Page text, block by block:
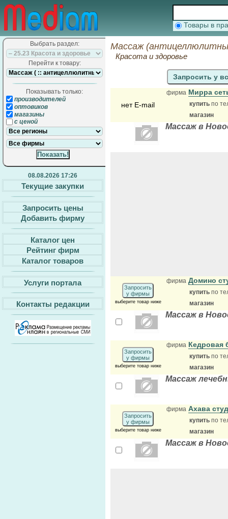
Товары в
Выбрать раздел:
Перейти к товару:
Показывать только:
производителей
оптовиков
магазины
с ценой
08.08.2026 17:26
Текущие закупки
Запросить цены
Добавить фирму
Каталог цен
Рейтинг фирм
Каталог товаров
Услуги портала
Контакты редакции
Массаж
Красота и здоровье
Запросить у
нет E-mail
фирма Мирра
купить по
магазин
Массаж в
Запросить
у фирмы
выберите товар ниже
фирма Домино
купить по
магазин
Массаж в
Запросить
у фирмы
выберите товар ниже
фирма Кедровая
купить по
магазин
Массаж
Запросить
у фирмы
выберите товар ниже
фирма Ахава
купить по
магазин
Массаж в